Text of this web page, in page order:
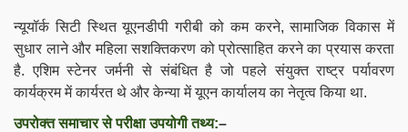
न्यूयॉर्क सिटी स्थित यूएनडीपी गरीबी को कम करने, सामाजिक विकास में
सुधार लाने और महिला सशक्तिकरण को प्रोत्साहित करने का प्रयास करता
है. एशिम स्टेनर जर्मनी से संबंधित है जो पहले संयुक्त राष्ट्र पर्यावरण
कार्यक्रम में कार्यरत थे और केन्या में यूएन कार्यालय का नेतृत्व किया था.
उपरोक्त समाचार से परीक्षा उपयोगी तथ्य:–